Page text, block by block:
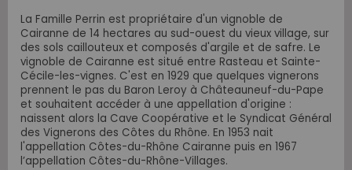
La Famille Perrin est propriétaire d'un vignoble de
Cairanne de 14 hectares au sud-ouest du vieux village, sur
des sols caillouteux et composés d'argile et de safre. Le
vignoble de Cairanne est situé entre Rasteau et Sainte-
Cécile-les-vignes. C'est en 1929 que quelques vignerons
prennent le pas du Baron Leroy à Châteauneuf-du-Pape
et souhaitent accéder à une appellation d'origine :
naissent alors la Cave Coopérative et le Syndicat Général
des Vignerons des Côtes du Rhône. En 1953 nait
l'appellation Côtes-du-Rhône Cairanne puis en 1967
l’appellation Côtes-du-Rhône-Villages.